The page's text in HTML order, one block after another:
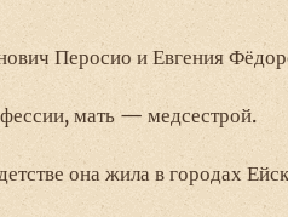
Перосио и Евгения
мать — медсестрой.
она жила в городах